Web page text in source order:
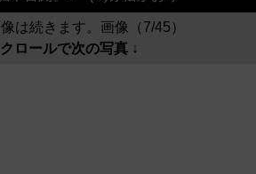
は続きます。画像（7/45）
ロールで次の写真 ↓